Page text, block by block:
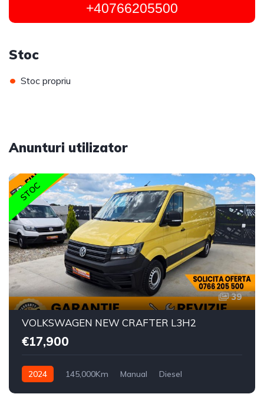
+40766205500
Stoc
• Stoc propriu
Anunturi utilizator
STOC
39
VOLKSWAGEN NEW CRAFTER L3H2
€17,900
2024 145,000Km Manual Diesel